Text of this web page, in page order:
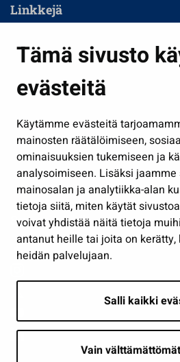
Tämä sivusto
evästeitä
Käytämme evästeitä
mainosten räätälöimiseen,
ominaisuuksien tukemiseen ja
analysoimiseen. Lisäksi
mainosalan ja analytiikka-alan
tietoja siitä, miten käytät
voivat yhdistää näitä tietoja
antanut heille tai joita on
heidän palvelujaan.
Salli kaikki
Vain
Linkkejä
Kasvatus ja opetus
Kulttuuri ja liikunta
Työ ja yrittäminen
Osallistu ja asioi
Näytä omat evästeasetukseni
Seuraa meitä